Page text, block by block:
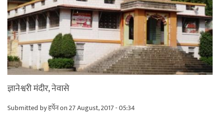
ज्ञानेश्वरी मंदीर, नेवासे
Submitted byहर्पेनon 27 August, 2017 - 05:34